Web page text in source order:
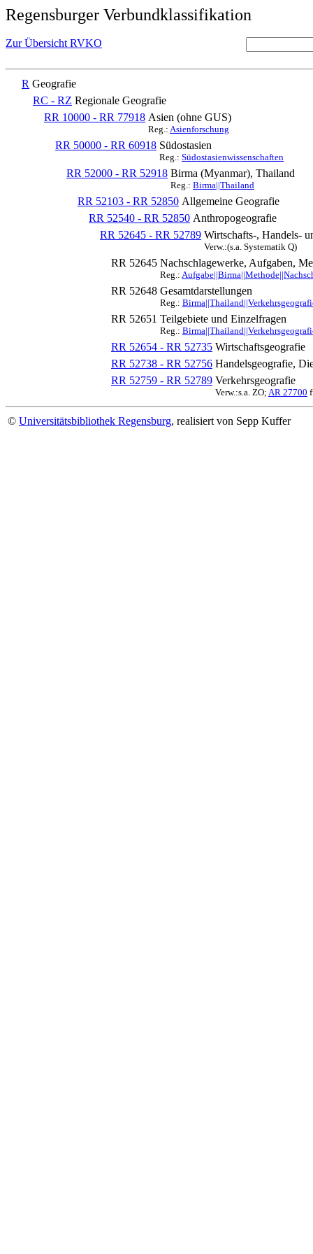
Regensburger Verbundklassifikation
Zur Übersicht RVKO
R Geografie
RC - RZ Regionale Geografie
RR 10000 - RR 77918 Asien (ohne GUS)
Reg.: Asienforschung
RR 50000 - RR 60918 Südostasien
Reg.: Südostasienwissenschaften
RR 52000 - RR 52918 Birma (Myanmar), Thailand
Reg.: Birma||Thailand
RR 52103 - RR 52850 Allgemeine Geografie
RR 52540 - RR 52850 Anthropogeografie
RR 52645 - RR 52789 Wirtschafts-, Handels-
Verw.:(s.a. Systematik Q)
RR 52645 Nachschlagewerke, Aufgaben,
Reg.:
RR 52648 Gesamtdarstellungen
Reg.:
RR 52651 Teilgebiete und Einzelfragen
Reg.:
RR 52654 - RR 52735 Wirtschaftsgeografie
RR 52738 - RR 52756 Handelsgeografie,
RR 52759 - RR 52789 Verkehrsgeografie
Verw.:s.a. ZO; AR 27700
© Universitätsbibliothek Regensburg, realisiert von Sepp Kuffer